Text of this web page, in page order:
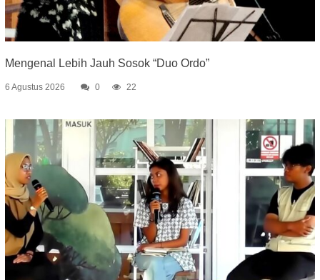
Mengenal Lebih Jauh Sosok “Duo Ordo”
6 Agustus 2026 0 22